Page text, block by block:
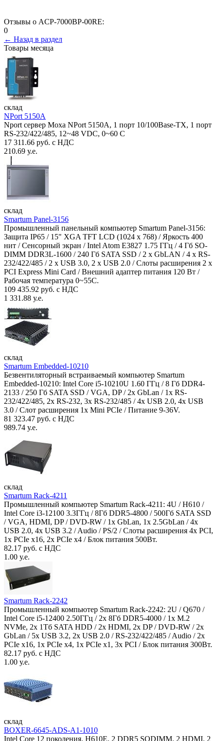
Отзывы о ACP-7000BP-00RE:
0
← Назад в раздел
Товары месяца
склад
NPort 5150A
Nport сервер Moxa NPort 5150A, 1 порт 10/100Base-TX, 1 порт
RS-232/422/485, 12~48 VDC, 0~60 С
17 311.66 руб. с НДС
210.69 у.е.
склад
Smartum Panel-3156
Промышленный панельный компьютер Smartum Panel-3156:
Защита IP65 / 15" XGA TFT LCD (1024 x 768) / Яркость 400
нит / Сенсорный экран / Intel Atom E3827 1.75 ГГц / 4 Гб SO-
DIMM DDR3L-1600 / 240 Гб SATA SSD / 2 x GbLAN / 4 x RS-
232/422/485 / 2 x USB 3.0, 2 x USB 2.0 / Слоты расширения 2 x
PCI Express Mini Card / Внешний адаптер питания 120 Вт /
Рабочая температура 0~55C.
109 435.92 руб. с НДС
1 331.88 у.е.
склад
Smartum Embedded-10210
Безвентиляторный встраиваемый компьютер Smartum
Embedded-10210: Intel Core i5-10210U 1.60 ГГц / 8 Гб DDR4-
2133 / 250 Гб SATA SSD / VGA, DP / 2х GbLan / 1х RS-
232/422/485, 2x RS-232, 3x RS-232/485 / 4x USB 2.0, 4х USB
3.0 / Слот расширения 1x Mini PCIe / Питание 9-36V.
81 323.47 руб. с НДС
989.74 у.е.
склад
Smartum Rack-4211
Промышленный компьютер Smartum Rack-4211: 4U / H610 /
Intel Core i3-12100 3.3ГГц / 8Гб DDR5-4800 / 500Гб SATA SSD
/ VGA, HDMI, DP / DVD-RW / 1x GbLan, 1x 2.5GbLan / 4x
USB 2.0, 4x USB 3.2 / Audio / PS/2 / Слоты расширения 4x PCI,
1x PCIe x16, 2x PCIe x4 / Блок питания 500Вт.
82.17 руб. с НДС
1.00 у.е.
Smartum Rack-2242
Промышленный компьютер Smartum Rack-2242: 2U / Q670 /
Intel Core i5-12400 2.50ГГц / 2x 8Гб DDR5-4000 / 1x M.2
NVMe, 2x 1Тб SATA HDD / 2x HDMI, 2x DP / DVD-RW / 2x
GbLan / 5x USB 3.2, 2x USB 2.0 / RS-232/422/485 / Audio / 2x
PCIe x16, 1x PCIe x4, 1x PCIe x1, 3x PCI / Блок питания 300Вт.
82.17 руб. с НДС
1.00 у.е.
склад
BOXER-6645-ADS-A1-1010
Intel Core 12 поколения, H610E, 2 DDR5 SODIMM, 2 HDMI, 2